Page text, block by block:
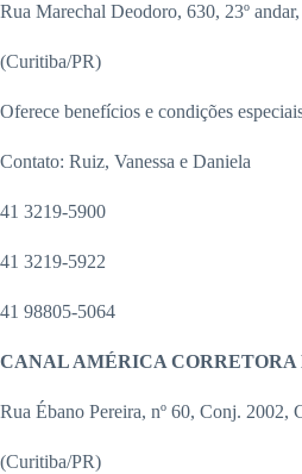
Rua Marechal Deodoro, 630, 23º
(Curitiba/PR)
Oferece benefícios e condições
Contato: Ruiz, Vanessa e Daniela
41 3219-5900
41 3219-5922
41 98805-5064
CANAL AMÉRICA CORRETORA
Rua Ébano Pereira, nº 60, Conj. 2002,
(Curitiba/PR)